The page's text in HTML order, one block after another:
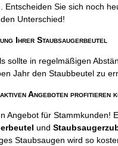
Entscheiden Sie sich noch
Unterschied!
Ihrer Staubsaugerbeutel
sollte in regelmäßigen
Jahr den Staubbeutel zu
Angeboten profitieren
Angebot für Stammkunden!
und
Staubsaugen wird so